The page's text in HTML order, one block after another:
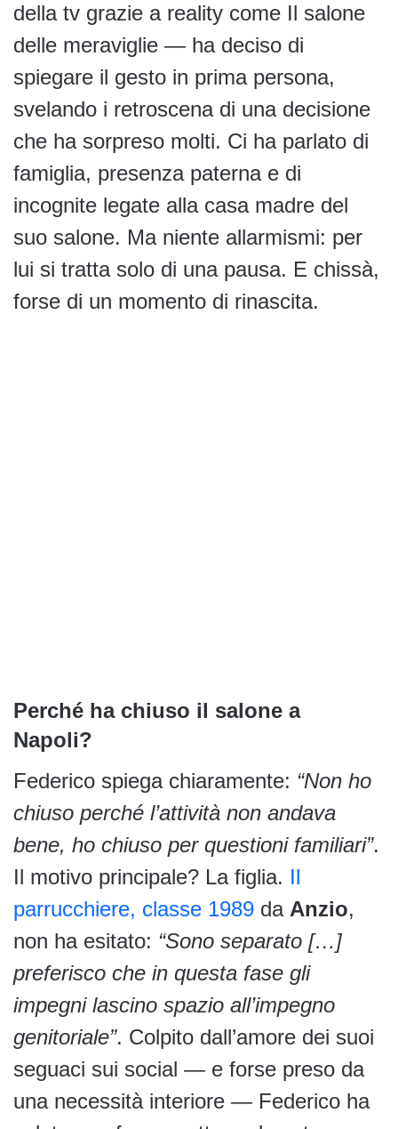
della tv grazie a reality come Il salone
delle meraviglie — ha deciso di
spiegare il gesto in prima persona,
svelando i retroscena di una decisione
che ha sorpreso molti. Ci ha parlato di
famiglia, presenza paterna e di
incognite legate alla casa madre del
suo salone. Ma niente allarmismi: per
lui si tratta solo di una pausa. E chissà,
forse di un momento di rinascita.
Perché ha chiuso il salone a
Napoli?
Federico spiega chiaramente: “Non ho
chiuso perché l’attività non andava
bene, ho chiuso per questioni familiari”.
Il motivo principale? La figlia. Il
parrucchiere, classe 1989 da Anzio,
non ha esitato: “Sono separato […]
preferisco che in questa fase gli
impegni lascino spazio all’impegno
genitoriale”. Colpito dall’amore dei suoi
seguaci sui social — e forse preso da
una necessità interiore — Federico ha